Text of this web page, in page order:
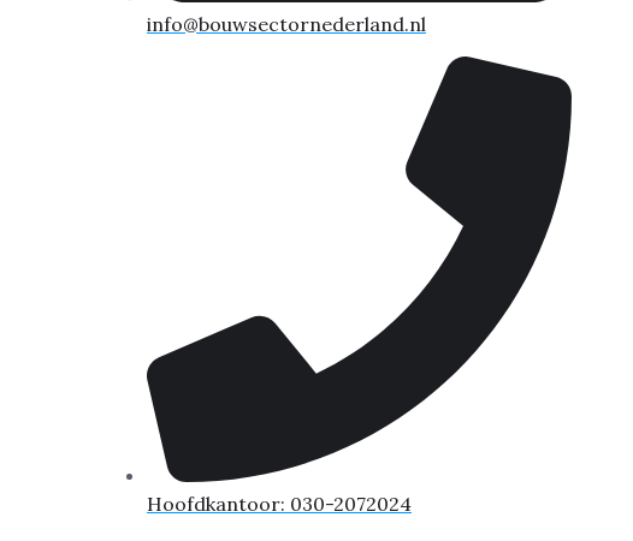
info@bouwsectornederland.nl
Hoofdkantoor: 030-2072024